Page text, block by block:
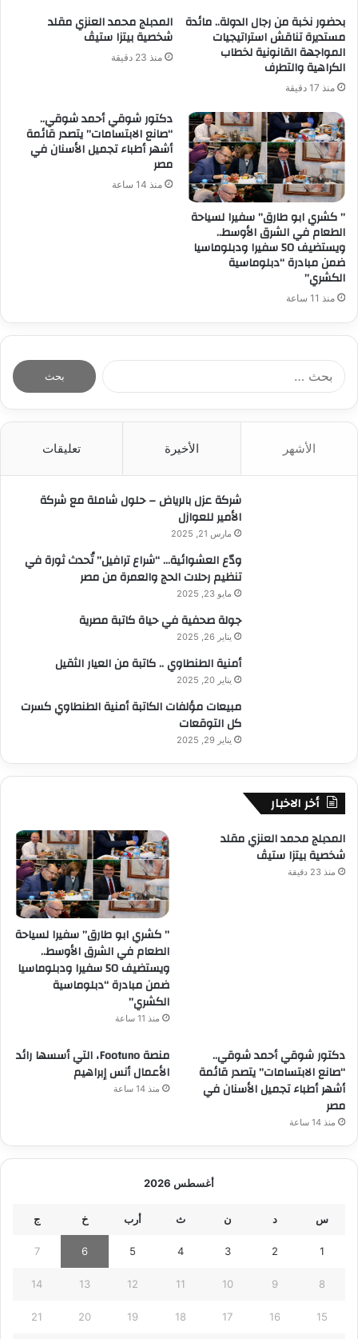
بحضور نخبة من رجال الدولة.. مائدة
مستديرة تناقش استراتيجيات
المواجهة القانونية لخطاب
الكراهية والتطرف
منذ 17 دقيقة
المدبلج محمد العنزي مقلد
شخصية بيتزا ستيڤ
منذ 23 دقيقة
” كشري ابو طارق” سفيرا لسياحة
الطعام في الشرق الأوسط..
ويستضيف 50 سفيرا ودبلوماسيا
ضمن مبادرة “دبلوماسية
الكشري”
منذ 11 ساعة
دكتور شوقي أحمد شوقي..
“صانع الابتسامات” يتصدر قائمة
أشهر أطباء تجميل الأسنان في
مصر
منذ 14 ساعة
الأشهر الأخيرة تعليقات
شركة عزل بالرياض – حلول شاملة مع شركة
الأمير للعوازل
مارس 21, 2025
ودّع العشوائية… “شراع ترافيل” تُحدث ثورة في
تنظيم رحلات الحج والعمرة من مصر
مايو 23, 2025
جولة صحفية في حياة كاتبة مصرية
يناير 26, 2025
أمنية الطنطاوي .. كاتبة من العيار الثقيل
يناير 20, 2025
مبيعات مؤلفات الكاتبة أمنية الطنطاوي كسرت
كل التوقعات
يناير 29, 2025
أخر الاخبار
المدبلج محمد العنزي مقلد
شخصية بيتزا ستيڤ
منذ 23 دقيقة
” كشري ابو طارق” سفيرا لسياحة
الطعام في الشرق الأوسط..
ويستضيف 50 سفيرا ودبلوماسيا
ضمن مبادرة “دبلوماسية
الكشري”
منذ 11 ساعة
دكتور شوقي أحمد شوقي..
“صانع الابتسامات” يتصدر قائمة
أشهر أطباء تجميل الأسنان في
مصر
منذ 14 ساعة
منصة Footuno، التي أسسها رائد
الأعمال أنس إبراهيم
منذ 14 ساعة
أغسطس 2026
س د ن ث أرب خ ج
1
2
3
4
5
6
7
8
9
10
11
12
13
14
15
16
17
18
19
20
21